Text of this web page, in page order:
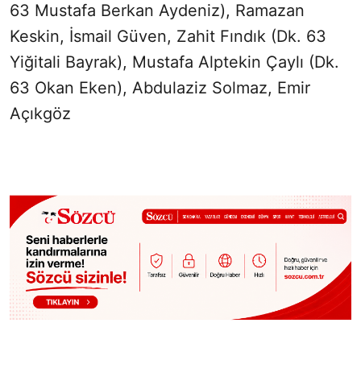
63 Mustafa Berkan Aydeniz), Ramazan
Keskin, İsmail Güven, Zahit Fındık (Dk. 63
Yiğitali Bayrak), Mustafa Alptekin Çaylı (Dk.
63 Okan Eken), Abdulaziz Solmaz, Emir
Açıkgöz